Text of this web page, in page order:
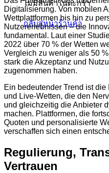
ไม่มีสินค้าในตะกร้า
กลับสู่หน้าร้านค้า
Digitalisierung. Von mobilen
Wettplattformen bis hin zu
Nutzererlebnissen – die
fundamental. Laut einer
2022 über 70 % der Wetten
Vergleich zu weniger als 50
stark die Akzeptanz und
zugenommen haben.
Ein bedeutender Trend ist
und Live-Wetten, die den
und gleichzeitig die Anbieter
machen. Plattformen, die
Quoten und personalisierte
verschaffen sich einen
Regulierung,
Vertrauen